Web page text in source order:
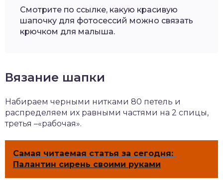
Смотрите по ссылке, какую красивую
шапочку для фотосессий можно связать
крючком для малыша.
Вязание шапки
Набираем черными нитками 80 петель и
распределяем их равными частями на 2 спицы,
третья –«рабочая».
Самая читаемая статья за сегодня:
Палантин сирень своими руками